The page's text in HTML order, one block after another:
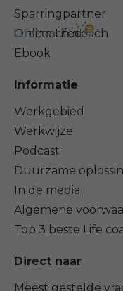
Sparringpartner
Online Lifecoach
Ebook
Informatie
Werkgebied
Werkwijze
Podcast
Duurzame
In de media
Algemene
Top 3 beste Life
Direct naar
Meest gestelde